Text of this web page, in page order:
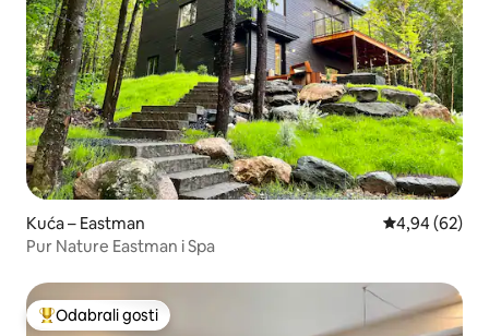
Kuća – Eastman Prosječna
4,94 (62)
Pur Nature Eastman i Spa
Među najviše rangiranima s oznakom „Odabrali gosti”
Odabrali gosti